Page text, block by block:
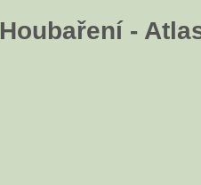
Houbaření -